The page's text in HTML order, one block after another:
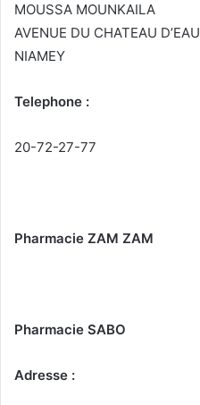
MOUSSA MOUNKAILA
AVENUE DU CHATEAU D’EAU
NIAMEY
Telephone :
20-72-27-77
Pharmacie ZAM ZAM
Pharmacie SABO
Adresse :